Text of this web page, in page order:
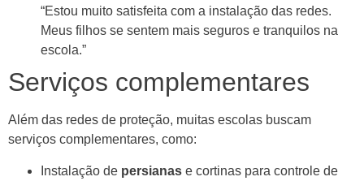
“Estou muito satisfeita com a instalação das redes.
Meus filhos se sentem mais seguros e tranquilos na
escola.”
Serviços complementares
Além das redes de proteção, muitas escolas buscam
serviços complementares, como:
Instalação de persianas e cortinas para controle de